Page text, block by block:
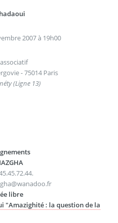
2007 à 19h00
- 75014 Paris
(Ligne 13)
libre
"Amazighité : la question de la